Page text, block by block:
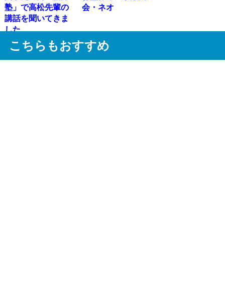
塾」で高松先輩の
講話を聞いてきま
した
会・ネオ
こちらもおすすめ